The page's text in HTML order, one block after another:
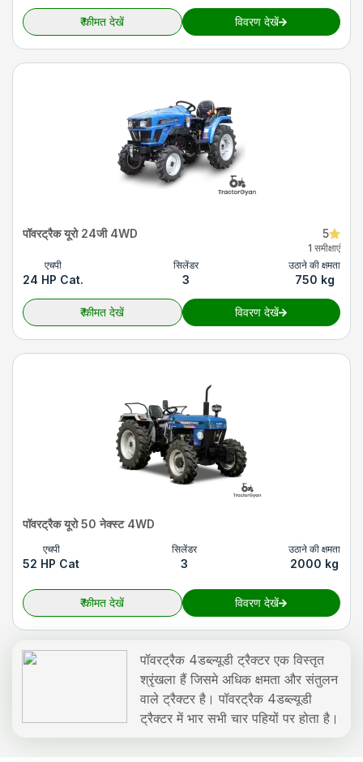
₹कीमत देखें विवरण देखें
पॉवरट्रैक यूरो 24जी 4WD 5
1 समीक्षाएं
एचपी
24 HP Cat.
सिलेंडर
3
उठाने की क्षमता
750 kg
₹कीमत देखें विवरण देखें
पॉवरट्रैक यूरो 50 नेक्स्ट 4WD
एचपी
52 HP Cat
सिलेंडर
3
उठाने की क्षमता
2000 kg
₹कीमत देखें विवरण देखें
पॉवरट्रैक 4डब्ल्यूडी ट्रैक्टर एक विस्तृत
श्रृंखला हैं जिसमे अधिक क्षमता और संतुलन
वाले ट्रैक्टर है। पॉवरट्रैक 4डब्ल्यूडी
ट्रैक्टर में भार सभी चार पहियों पर होता है।